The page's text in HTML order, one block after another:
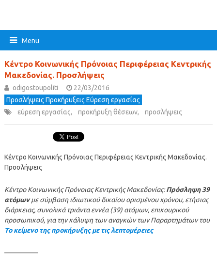
Menu
Κέντρο Κοινωνικής Πρόνοιας Περιφέρειας Κεντρικής
Μακεδονίας. Προσλήψεις
odigostoupoliti
22/03/2016
Προσλήψεις Προκήρυξεις Εύρεση εργασίας
εύρεση εργασίας, προκήρυξη θέσεων, προσλήψεις
Κέντρο Κοινωνικής Πρόνοιας Περιφέρειας Κεντρικής Μακεδονίας.
Προσλήψεις
Κέντρο Κοινωνικής Πρόνοιας Κεντρικής Μακεδονίας:Πρόσληψη 39
ατόμωνμε σύμβαση ιδιωτικού δικαίου ορισμένου χρόνου, ετήσιας
διάρκειας, συνολικά τριάντα εννέα (39) ατόμων, επικουρικού
προσωπικού, για την κάλυψη των αναγκών των Παραρτημάτων του
Το κείμενο της προκήρυξης με τις λεπτομέρειες
—————